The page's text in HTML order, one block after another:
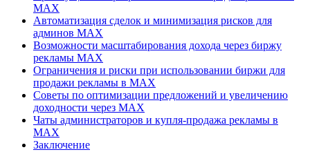
MAX
Автоматизация сделок и минимизация рисков для
админов MAX
Возможности масштабирования дохода через биржу
рекламы MAX
Ограничения и риски при использовании биржи для
продажи рекламы в MAX
Советы по оптимизации предложений и увеличению
доходности через MAX
Чаты администраторов и купля-продажа рекламы в
MAX
Заключение